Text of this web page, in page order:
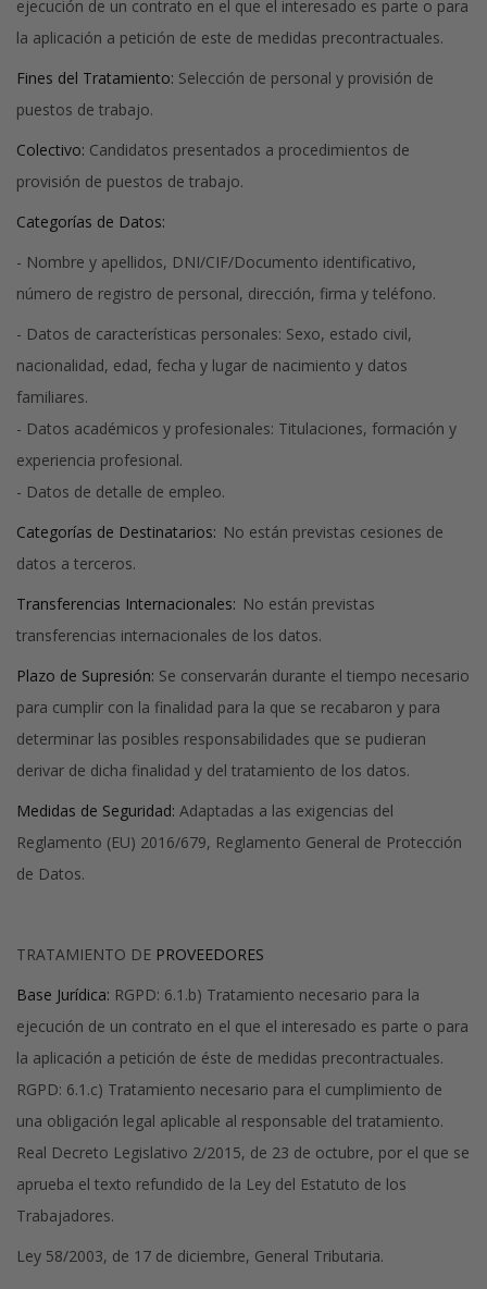
ejecución de un contrato en el que el interesado es parte o para
la aplicación a petición de este de medidas precontractuales.
Fines del Tratamiento: Selección de personal y provisión de
puestos de trabajo.
Colectivo: Candidatos presentados a procedimientos de
provisión de puestos de trabajo.
Categorías de Datos:
- Nombre y apellidos, DNI/CIF/Documento identificativo,
número de registro de personal, dirección, firma y teléfono.
- Datos de características personales: Sexo, estado civil,
nacionalidad, edad, fecha y lugar de nacimiento y datos
familiares.
- Datos académicos y profesionales: Titulaciones, formación y
experiencia profesional.
- Datos de detalle de empleo.
Categorías de Destinatarios: No están previstas cesiones de
datos a terceros.
Transferencias Internacionales: No están previstas
transferencias internacionales de los datos.
Plazo de Supresión: Se conservarán durante el tiempo necesario
para cumplir con la finalidad para la que se recabaron y para
determinar las posibles responsabilidades que se pudieran
derivar de dicha finalidad y del tratamiento de los datos.
Medidas de Seguridad: Adaptadas a las exigencias del
Reglamento (EU) 2016/679, Reglamento General de Protección
de Datos.
TRATAMIENTO DE PROVEEDORES
Base Jurídica: RGPD: 6.1.b) Tratamiento necesario para la
ejecución de un contrato en el que el interesado es parte o para
la aplicación a petición de éste de medidas precontractuales.
RGPD: 6.1.c) Tratamiento necesario para el cumplimiento de
una obligación legal aplicable al responsable del tratamiento.
Real Decreto Legislativo 2/2015, de 23 de octubre, por el que se
aprueba el texto refundido de la Ley del Estatuto de los
Trabajadores.
Ley 58/2003, de 17 de diciembre, General Tributaria.